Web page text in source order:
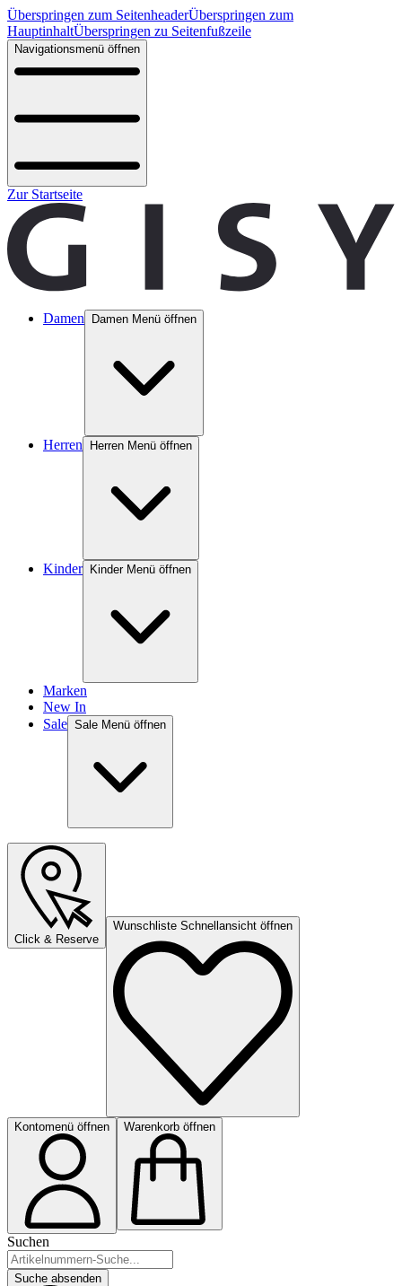
Überspringen zum SeitenheaderÜberspringen zum
HauptinhaltÜberspringen zu Seitenfußzeile
Navigationsmenü öffnen
Zur Startseite
Damen Damen Menü öffnen
Herren Herren Menü öffnen
Kinder Kinder Menü öffnen
Marken
New In
Sale Sale Menü öffnen
Click & Reserve
Wunschliste Schnellansicht öffnen
Kontomenü öffnen Warenkorb öffnen
Suchen
Suche absenden